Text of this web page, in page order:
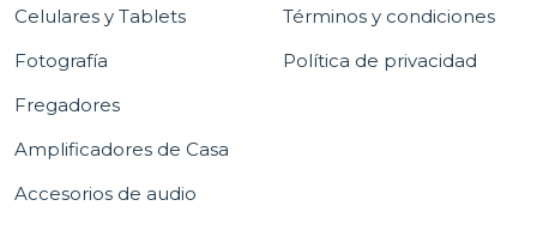
Celulares y Tablets
Fotografía
Fregadores
Amplificadores de Casa
Accesorios de audio
Términos y condiciones
Política de privacidad